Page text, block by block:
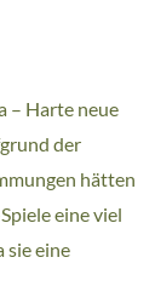
– Harte neue
der
hätten
eine viel
sie eine